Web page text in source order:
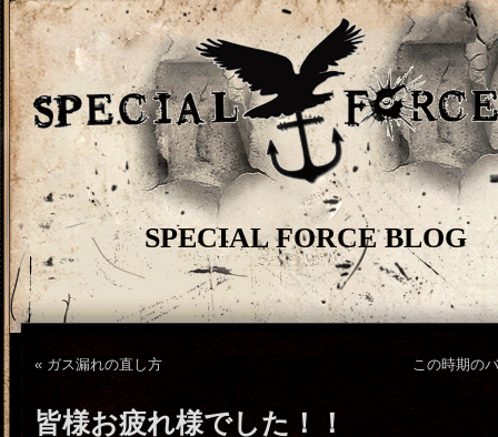
SPECIAL FORCE BLOG
« ガス漏れの直し方 この時期の
皆様お疲れ様でした！！